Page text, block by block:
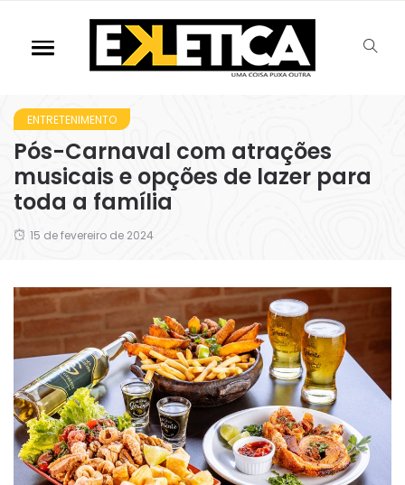
ENTRETENIMENTO
Pós-Carnaval com atrações
musicais e opções de lazer para
toda a família
15 de fevereiro de 2024